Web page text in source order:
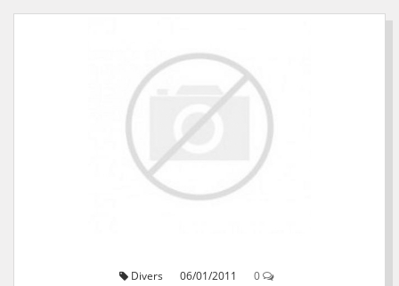
Divers 06/01/2011 0